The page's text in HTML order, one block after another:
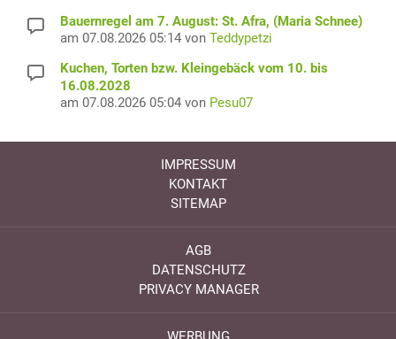
Bauernregel am 7. August: St. Afra, (Maria Schnee)
am 07.08.2026 05:14 von Teddypetzi
Kuchen, Torten bzw. Kleingebäck vom 10. bis
16.08.2028
am 07.08.2026 05:04 von Pesu07
IMPRESSUM
KONTAKT
SITEMAP
AGB
DATENSCHUTZ
PRIVACY MANAGER